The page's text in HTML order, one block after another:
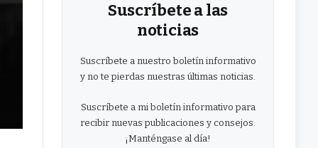
Suscríbete a las
noticias
Suscríbete a nuestro boletín informativo
y no te pierdas nuestras últimas noticias.
Suscríbete a mi boletín informativo para
recibir nuevas publicaciones y consejos.
¡Manténgase al día!